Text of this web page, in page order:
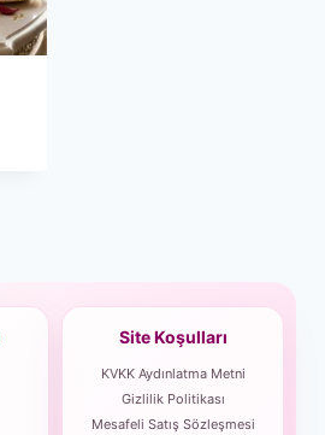
Site Koşulları
KVKK Aydınlatma Metni
Gizlilik Politikası
Mesafeli Satış Sözleşmesi